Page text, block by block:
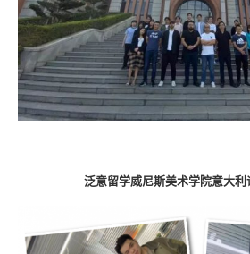
泛意留学威尼斯美术学院意大